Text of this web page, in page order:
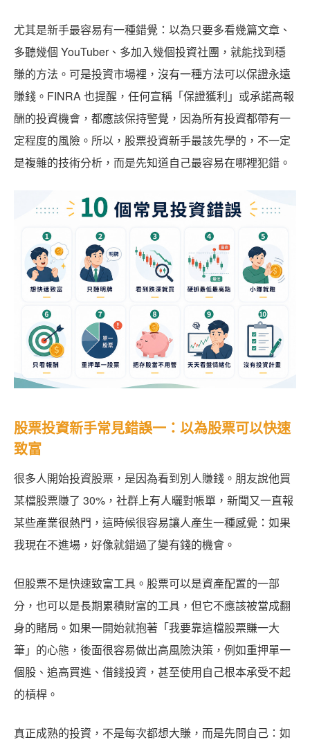
尤其是新手最容易有一種錯覺：以為只要多看幾篇文章、
多聽幾個 YouTuber、多加入幾個投資社團，就能找到穩
賺的方法。可是投資市場裡，沒有一種方法可以保證永遠
賺錢。FINRA 也提醒，任何宣稱「保證獲利」或承諾高報
酬的投資機會，都應該保持警覺，因為所有投資都帶有一
定程度的風險。所以，股票投資新手最該先學的，不一定
是複雜的技術分析，而是先知道自己最容易在哪裡犯錯。
股票投資新手常見錯誤一：以為股票可以快速
致富
很多人開始投資股票，是因為看到別人賺錢。朋友說他買
某檔股票賺了 30%，社群上有人曬對帳單，新聞又一直報
某些產業很熱門，這時候很容易讓人產生一種感覺：如果
我現在不進場，好像就錯過了變有錢的機會。
但股票不是快速致富工具。股票可以是資產配置的一部
分，也可以是長期累積財富的工具，但它不應該被當成翻
身的賭局。如果一開始就抱著「我要靠這檔股票賺一大
筆」的心態，後面很容易做出高風險決策，例如重押單一
個股、追高買進、借錢投資，甚至使用自己根本承受不起
的槓桿。
真正成熟的投資，不是每次都想大賺，而是先問自己：如